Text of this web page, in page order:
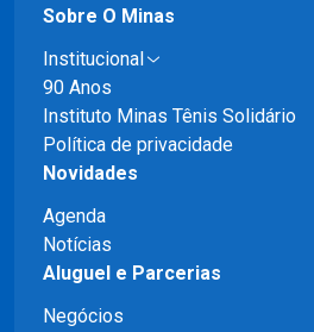
Sobre O Minas
Institucional
90 Anos
Instituto Minas Tênis Solidário
Política de privacidade
Novidades
Agenda
Notícias
Aluguel e Parcerias
Negócios